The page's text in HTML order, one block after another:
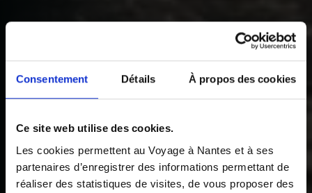
Consentement Détails À propos des cookies
Ce site web utilise des cookies.
Les cookies permettent au Voyage à Nantes et à ses
partenaires d’enregistrer des informations permettant de
réaliser des statistiques de visites, de vous proposer des